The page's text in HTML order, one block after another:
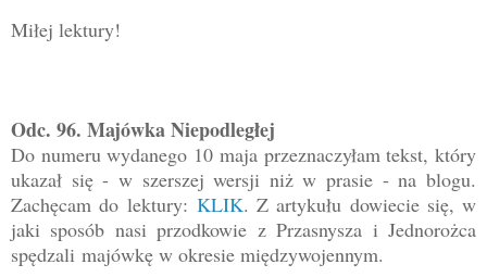
Miłej lektury!
Odc. 96. Majówka Niepodległej
Do numeru wydanego 10 maja przeznaczyłam tekst, który
ukazał się - w szerszej wersji niż w prasie - na blogu.
Zachęcam do lektury: KLIK. Z artykułu dowiecie się, w
jaki sposób nasi przodkowie z Przasnysza i Jednorożca
spędzali majówkę w okresie międzywojennym.